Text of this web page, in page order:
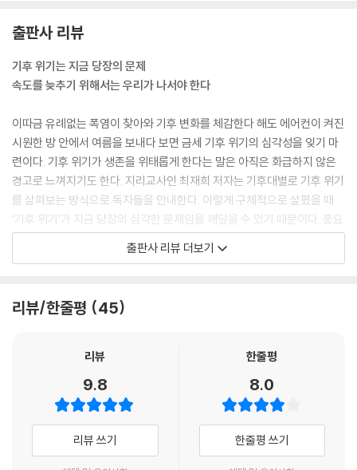
출판사 리뷰
기후 위기는 지금 당장의 문제
속도를 늦추기 위해서는 우리가 나서야 한다
이따금 유례없는 폭염이 찾아와 기후 변화를 체감한다 해도 에어컨이 켜진
시원한 방 안에서 여름을 보내다 보면 금세 기후 위기의 심각성을 잊기 마
련이다. 기후 위기가 생존을 위태롭게 한다는 말은 아직은 화급하지 않은
경고로 느껴지기도 한다. 지리교사인 최재희 저자는 기후대별로 기후 위기
를 살펴보는 방식으로 독자들을 안내한다. 이렇게 구체적으로 살폈을 때
‘기후 위기’가 지금 당장의 심각한 문제임을 깨달을 수 있기 때문이다. 풍요
로운 열대림을 자랑하던 적도 근처의 섬 마다가스카르가 최근 몇 년간 지
속된 가뭄으로 인해 식량 위기에 맞닥뜨렸다거나, 극지방과 가까운 시베리
를 따라가다 보면 지구 곳곳에서 기후 위기가 다양한 모습으로 많은 사람
도 오늘날의 기후 변화는 ‘위기’로 표현해야 할 만큼 급하게 진행되고 있다
고 강조한다. 특히 20세기 중반 이후기온이 가파르게 상승하였는데 같은
기간 이산화탄소 농도가 크게 증가한 사실로 미루어 봤을 때 기후 변화에
는 인간의 탓이 크다는 점을 언급하면서, 지금의 기후 위기를 해결해야 하
출판사 리뷰 더보기
리뷰/한줄평 45
리뷰
9.8
리뷰 쓰기
한줄평
8.0
한줄평 쓰기